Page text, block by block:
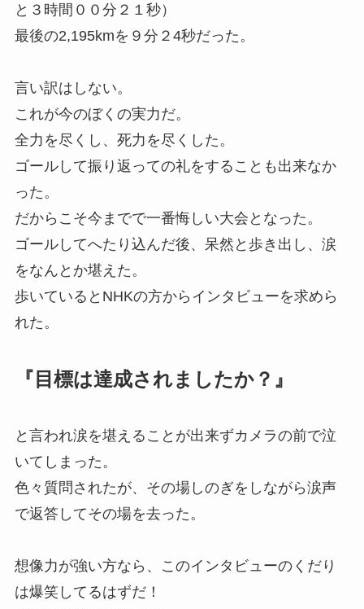
と３時間００分２１秒）
最後の2,195kmを９分２4秒だった。
言い訳はしない。
これが今のぼくの実力だ。
全力を尽くし、死力を尽くした。
ゴールして振り返っての礼をすることも出来なか
った。
だからこそ今までで一番悔しい大会となった。
ゴールしてへたり込んだ後、呆然と歩き出し、涙
をなんとか堪えた。
歩いているとNHKの方からインタビューを求めら
れた。
『目標は達成されましたか？』
と言われ涙を堪えることが出来ずカメラの前で泣
いてしまった。
色々質問されたが、その場しのぎをしながら涙声
で返答してその場を去った。
想像力が強い方なら、このインタビューのくだり
は爆笑してるはずだ！